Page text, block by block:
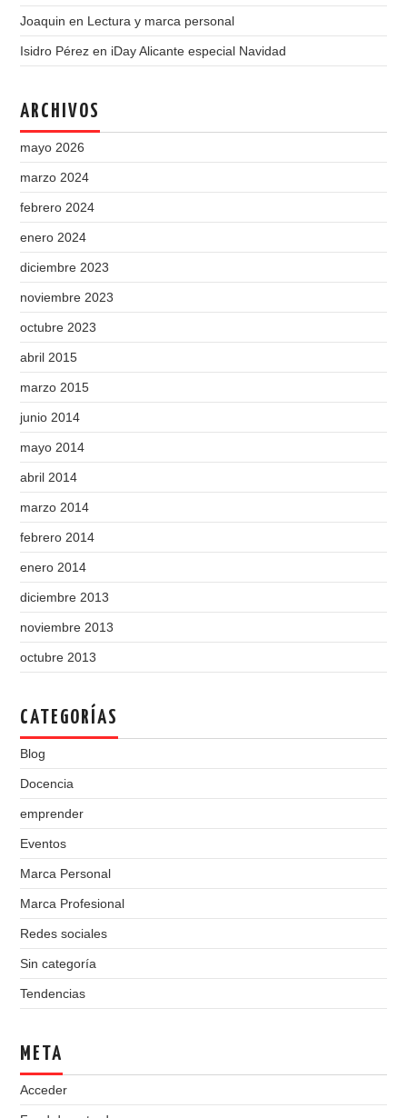
Joaquin en Lectura y marca personal
Isidro Pérez en iDay Alicante especial Navidad
ARCHIVOS
mayo 2026
marzo 2024
febrero 2024
enero 2024
diciembre 2023
noviembre 2023
octubre 2023
abril 2015
marzo 2015
junio 2014
mayo 2014
abril 2014
marzo 2014
febrero 2014
enero 2014
diciembre 2013
noviembre 2013
octubre 2013
CATEGORÍAS
Blog
Docencia
emprender
Eventos
Marca Personal
Marca Profesional
Redes sociales
Sin categoría
Tendencias
META
Acceder